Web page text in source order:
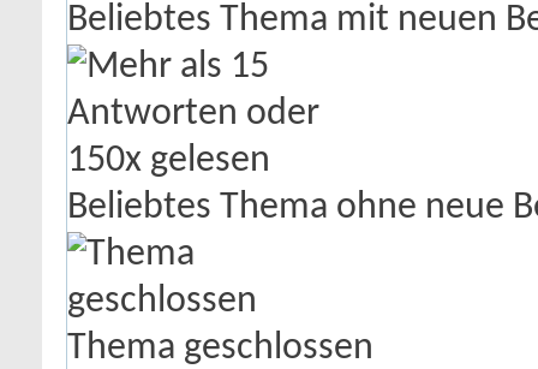
Beliebtes Thema mit neuen
Beliebtes Thema ohne neue
Thema geschlossen